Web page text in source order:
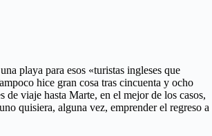
playa para esos «turistas ingleses que
hice gran cosa tras cincuenta y ocho
de viaje hasta Marte, en el mejor de los casos,
quisiera, alguna vez, emprender el regreso a